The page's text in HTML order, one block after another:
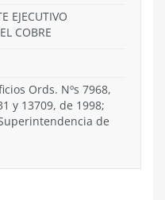
EJECUTIVO
COBRE
Ords. Nºs 7968,
y 13709, de 1998;
de